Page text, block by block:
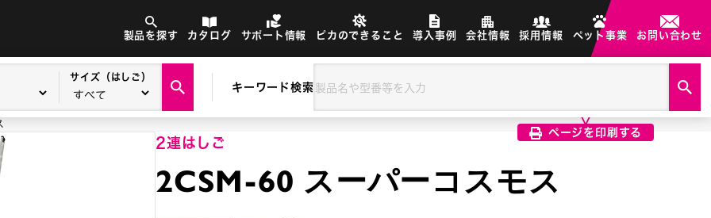
製品を探す カタログ サポート情報 ピカのできること 導入事例 会社情報 採用情報 ペット事業 お問い合わせ
サイズ（はしご）
キーワード検索
ページを印刷する
2CSM-60 スーパーコスモス
2連はしご